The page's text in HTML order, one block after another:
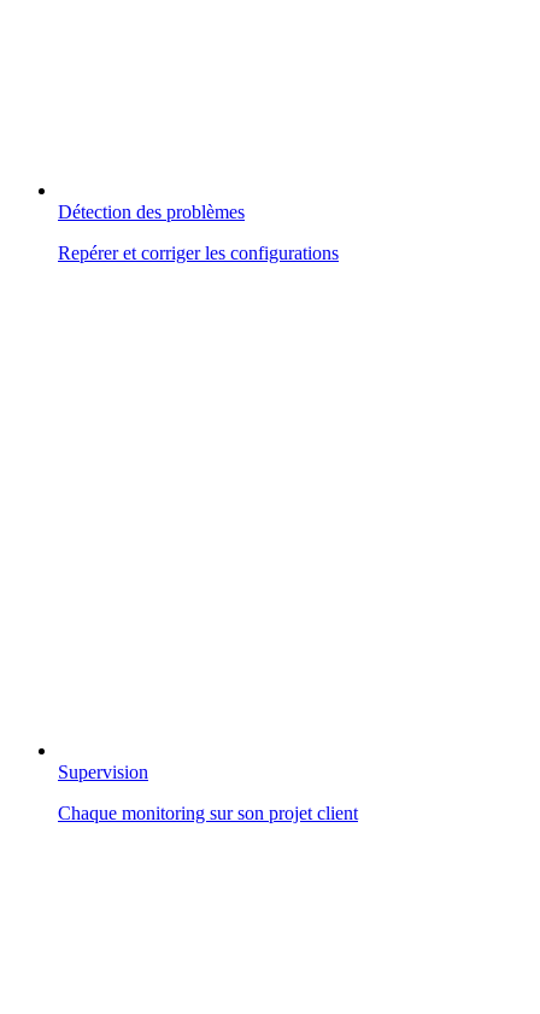
Détection des problèmes
Repérer et corriger les configurations
Supervision
Chaque monitoring sur son projet client